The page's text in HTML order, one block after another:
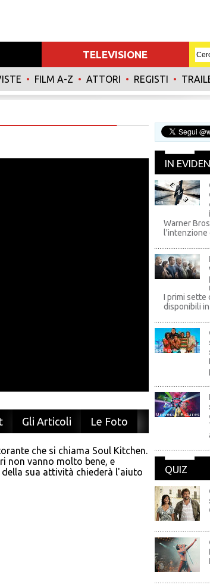
TELEVISIONE
• FILM A-Z • ATTORI • REGISTI •
Gli Articoli Le Foto
che si chiama Soul Kitchen.
non vanno molto bene, e
sua attività chiederà l'aiuto
IN
WB
Warner
l'intenzione
I primi sette
disponibili
Disney+
Universal Pictures
QUIZ